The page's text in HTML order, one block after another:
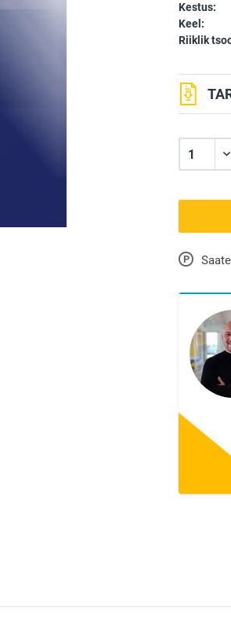
Kestus:
Keel:
Riiklik
P Saate